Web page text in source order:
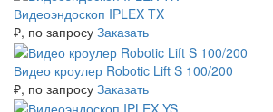
Видеоэндоскоп IPLEX TX
₽, по запросу Заказать
Видео кроулер Robotic Lift S 100/200
₽, по запросу Заказать